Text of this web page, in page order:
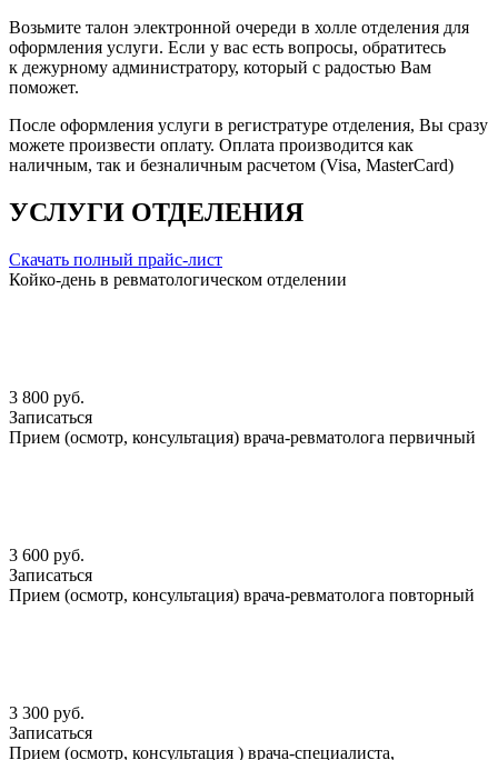
Возьмите талон электронной очереди в холле отделения для
оформления услуги. Если у вас есть вопросы, обратитесь
к дежурному администратору, который с радостью Вам
поможет.
После оформления услуги в регистратуре отделения, Вы сразу
можете произвести оплату. Оплата производится как
наличным, так и безналичным расчетом (Visa, MasterCard)
УСЛУГИ ОТДЕЛЕНИЯ
Скачать полный прайс-лист
Койко-день в ревматологическом отделении
3 800 руб.
Записаться
Прием (осмотр, консультация) врача-ревматолога первичный
3 600 руб.
Записаться
Прием (осмотр, консультация) врача-ревматолога повторный
3 300 руб.
Записаться
Прием (осмотр, консультация ) врача-специалиста,